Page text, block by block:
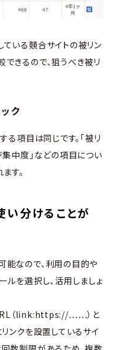
いる競合サイトの被リン
きるので、狙うべき被リ
ク
る項目は同じです。「被リ
集中度」などの項目につい
す。
い分けることが
能なので、利用の目的や
ルを選択し、活用しましょ
（link:https://……）と
ンクを設置しているサイ